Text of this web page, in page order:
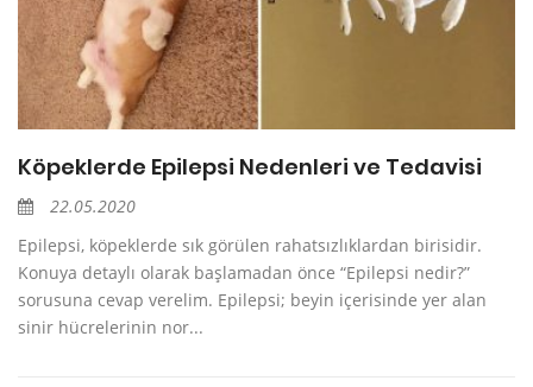
Köpeklerde Epilepsi Nedenleri ve Tedavisi
22.05.2020
Epilepsi, köpeklerde sık görülen rahatsızlıklardan birisidir.
Konuya detaylı olarak başlamadan önce “Epilepsi nedir?”
sorusuna cevap verelim. Epilepsi; beyin içerisinde yer alan
sinir hücrelerinin nor...